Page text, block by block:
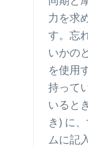
力を求
す。忘
いかの
を使用
持って
いると
き) に
ムに記